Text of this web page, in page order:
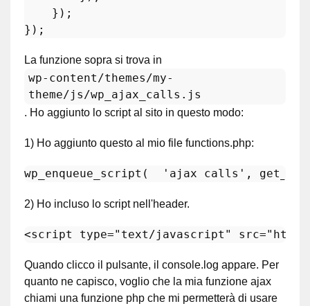
    });
La funzione sopra si trova in
wp-content/themes/my-
theme/js/wp_ajax_calls.js
. Ho aggiunto lo script al sito in questo modo:
1) Ho aggiunto questo al mio file functions.php:
wp_enqueue_script ( 'ajax calls' ,
2) Ho incluso lo script nell'header.
<script type="text/javascript" src=
Quando clicco il pulsante, il console.log appare. Per
quanto ne capisco, voglio che la mia funzione ajax
chiami una funzione php che mi permetterà di usare